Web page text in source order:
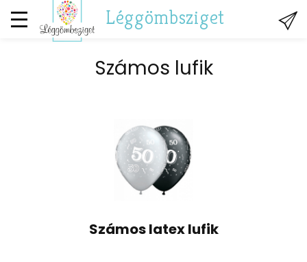
Léggömbsziget
Számos lufik
Számos latex lufik